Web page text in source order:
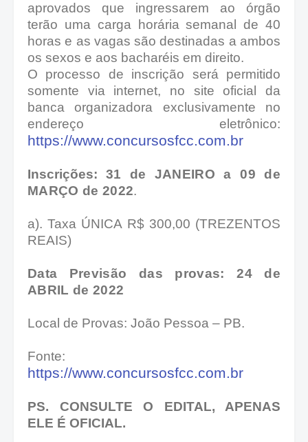
aprovados que ingressarem ao órgão
terão uma carga horária semanal de 40
horas e as vagas são destinadas a ambos
os sexos e aos bacharéis em direito.
O processo de inscrição será permitido
somente via internet, no site oficial da
banca organizadora exclusivamente no
endereço eletrônico:
https://www.concursosfcc.com.br
Inscrições: 31 de JANEIRO a 09 de
MARÇO de 2022.
a). Taxa ÚNICA R$ 300,00 (TREZENTOS
REAIS)
Data Previsão das provas: 24 de
ABRIL de 2022
Local de Provas: João Pessoa – PB.
Fonte:
https://www.concursosfcc.com.br
PS. CONSULTE O EDITAL, APENAS
ELE É OFICIAL.